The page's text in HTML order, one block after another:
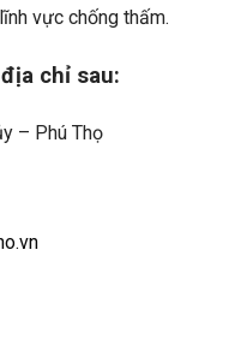
vực chống thấm.
chỉ sau:
– Phú Thọ